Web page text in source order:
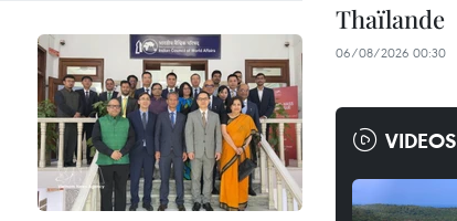
Thaïlande
06/08/2026 00:30
VIDEOS